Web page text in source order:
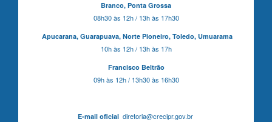
Branco, Ponta Grossa
08h30 às 12h / 13h às 17h30
Apucarana, Guarapuava, Norte Pioneiro, Toledo, Umuarama
10h às 12h / 13h às 17h
Francisco Beltrão
09h às 12h / 13h30 às 16h30
E-mail oficialdiretoria@crecipr.gov.br